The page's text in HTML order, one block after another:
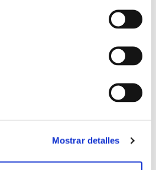
Mostrar detalles
Dassanayake (Asistente